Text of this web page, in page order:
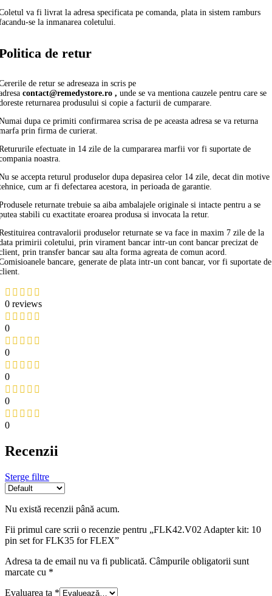
va fi livrat la adresa specificata pe comanda, plata in sistem ramburs
se la inmanarea coletului.
de retur
de retur se adreseaza in scris pe
contact@remedystore.ro , unde se va mentiona cauzele pentru care se
returnarea produsului si copie a facturii de cumparare.
dupa ce primiti confirmarea scrisa de pe aceasta adresa se va returna
prin firma de curierat.
efectuate in 14 zile de la cumpararea marfii vor fi suportate de
noastra.
se accepta returul produselor dupa depasirea celor 14 zile, decat din motive
cum ar fi defectarea acestora, in perioada de garantie.
returnate trebuie sa aiba ambalajele originale si intacte pentru a se
stabili cu exactitate eroarea produsa si invocata la retur.
contravalorii produselor returnate se va face in maxim 7 zile de la
primirii coletului, prin virament bancar intr-un cont bancar precizat de
prin transfer bancar sau alta forma agreata de comun acord.
bancare, generate de plata intr-un cont bancar, vor fi suportate de
0 reviews
0
0
0
0
0
Recenzii
Sterge filtre
Nu există recenzii până acum.
Fii primul care scrii o recenzie pentru „FLK42.V02 Adapter kit: 10
pin set for FLK35 for FLEX”
Adresa ta de email nu va fi publicată. Câmpurile obligatorii sunt
marcate cu *
Evaluarea ta *